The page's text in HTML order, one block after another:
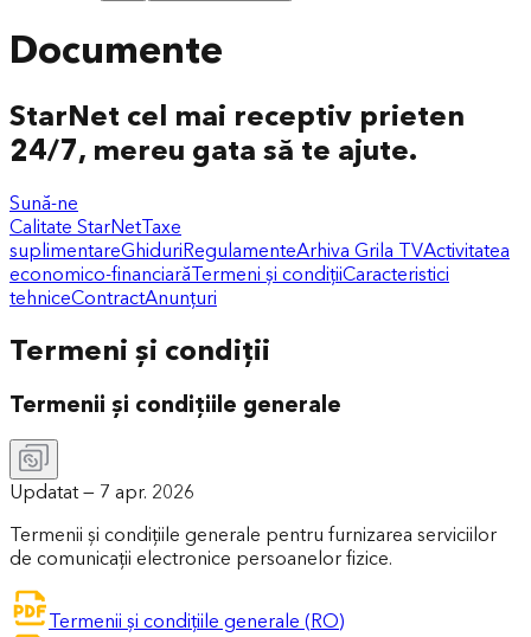
Documente
StarNet cel mai receptiv prieten
24/7, mereu gata să te ajute.
Sună-ne
Calitate StarNetTaxe
suplimentareGhiduriRegulamenteArhiva Grila TVActivitatea
economico-financiarăTermeni și condițiiCaracteristici
tehniceContractAnunțuri
Termeni și condiții
Termenii și condițiile generale
Updatat — 7 apr. 2026
Termenii și condițiile generale pentru furnizarea serviciilor
de comunicații electronice persoanelor fizice.
Termenii și condițiile generale (RO)